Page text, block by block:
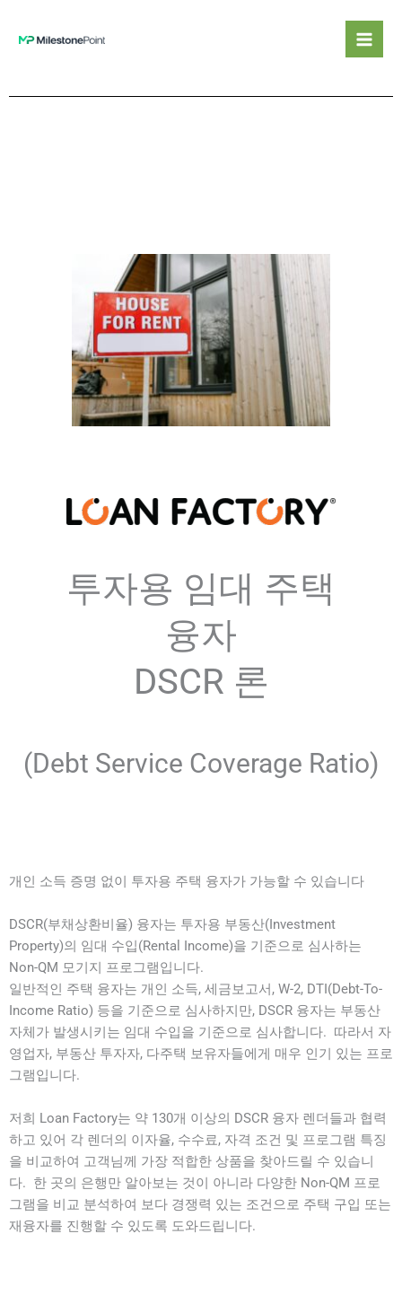
건
투자용 임대 주택
융자
DSCR 론
(Debt Service Coverage Ratio)
개인 소득 증명 없이 투자용 주택 융자가 가능할 수 있습니다
DSCR(부채상환비율) 융자는 투자용 부동산(Investment
Property)의 임대 수입(Rental Income)을 기준으로 심사하는
Non-QM 모기지 프로그램입니다.
일반적인 주택 융자는 개인 소득, 세금보고서, W-2, DTI(Debt-To-
Income Ratio) 등을 기준으로 심사하지만, DSCR 융자는 부동산
자체가 발생시키는 임대 수입을 기준으로 심사합니다. 따라서 자
영업자, 부동산 투자자, 다주택 보유자들에게 매우 인기 있는 프로
그램입니다.
저희 Loan Factory는 약 130개 이상의 DSCR 융자 렌더들과 협력
하고 있어 각 렌더의 이자율, 수수료, 자격 조건 및 프로그램 특징
을 비교하여 고객님께 가장 적합한 상품을 찾아드릴 수 있습니
다. 한 곳의 은행만 알아보는 것이 아니라 다양한 Non-QM 프로
그램을 비교 분석하여 보다 경쟁력 있는 조건으로 주택 구입 또는
재융자를 진행할 수 있도록 도와드립니다.